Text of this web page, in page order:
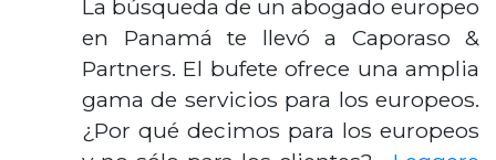
La búsqueda de un abogado europeo
en Panamá te llevó a Caporaso &
Partners. El bufete ofrece una amplia
gama de servicios para los europeos.
¿Por qué decimos para los europeos